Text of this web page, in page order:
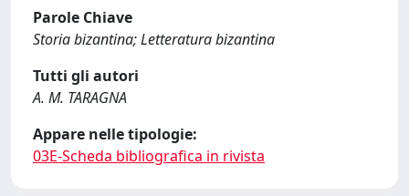
Parole Chiave
Storia bizantina; Letteratura bizantina
Tutti gli autori
A. M. TARAGNA
Appare nelle tipologie:
03E-Scheda bibliografica in rivista